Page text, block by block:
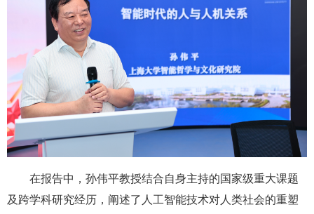
在报告中，孙伟平教授结合自身主持的国家级重大课题
及跨学科研究经历，阐述了人工智能技术对人类社会的重塑